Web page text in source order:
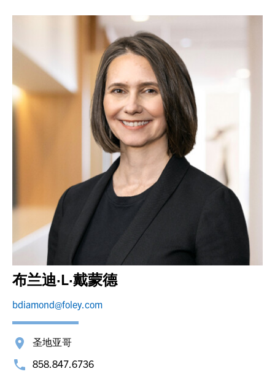
布兰迪·L·戴蒙德
bdiamond@foley.com
圣地亚哥
858.847.6736